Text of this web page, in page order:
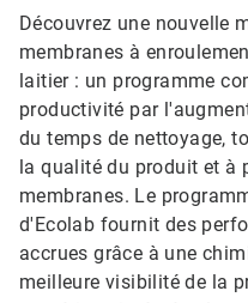
Découvrez une nouvelle
membranes à
laitier : un programme
productivité par
du temps de nettoyage,
la qualité du produit et à
membranes. Le
d'Ecolab fournit des
accrues grâce à une
meilleure visibilité de la